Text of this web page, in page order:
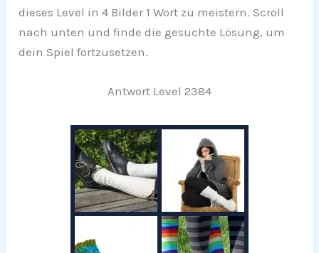
dieses Level in 4 Bilder 1 Wort zu meistern. Scroll
nach unten und finde die gesuchte Lösung, um
dein Spiel fortzusetzen.
Antwort Level 2384